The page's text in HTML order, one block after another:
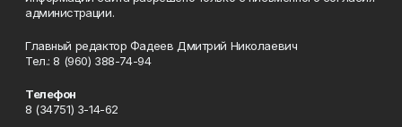
администрации.
Главный редактор Фадеев Дмитрий Николаевич
Тел.: 8 (960) 388-74-94
Телефон
8 (34751) 3-14-62